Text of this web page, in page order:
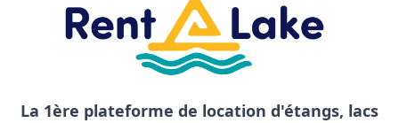
La 1ère plateforme de location d'étangs, lacs